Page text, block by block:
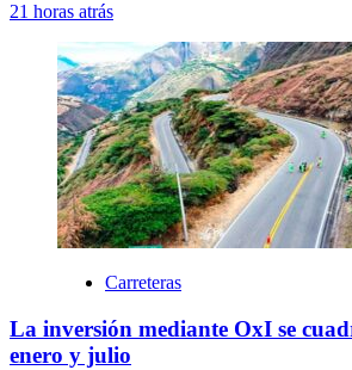
21 horas atrás
Carreteras
La inversión mediante OxI se
enero y julio